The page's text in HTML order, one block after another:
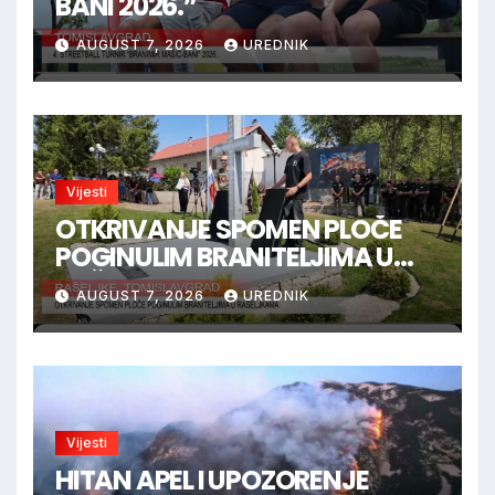
AUGUST 7, 2026 UREDNIK
Vijesti
OTKRIVANJE SPOMEN PLOČE
POGINULIM BRANITELJIMA U
RAŠELJKAMA
AUGUST 7, 2026 UREDNIK
Vijesti
HITAN APEL I UPOZORENJE